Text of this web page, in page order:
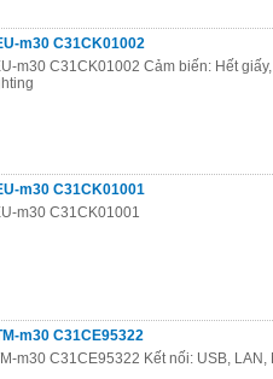
m30 C31CK01002
m30 C31CK01002 Cảm biến: Hết
m30 C31CK01001
m30 C31CK01001
m30 C31CE95322
m30 C31CE95322 Kết nối: USB, LAN,